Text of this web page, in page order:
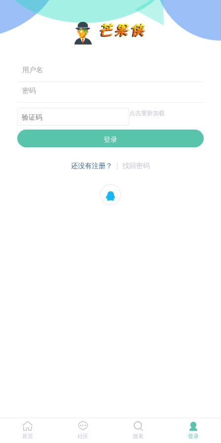
用户名
密码
点击重新加载
登录
还没有注册？ | 找回密码
首页 社区 搜索 登录